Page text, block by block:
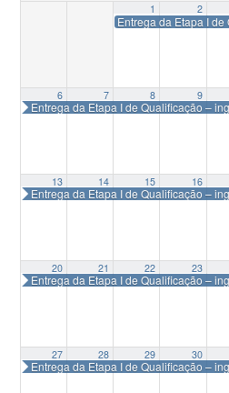
1
Entrega da Etapa I
2
6
Entrega da Etapa I de Qualificação –
7 8 9
13
Entrega da Etapa I de Qualificação –
14 15 16
20
Entrega da Etapa I de Qualificação –
21 22 23
27
Entrega da Etapa I de Qualificação –
28 29 30